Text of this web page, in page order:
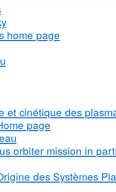
home page
et cinétique des
page
orbiter mission in
des Systèmes